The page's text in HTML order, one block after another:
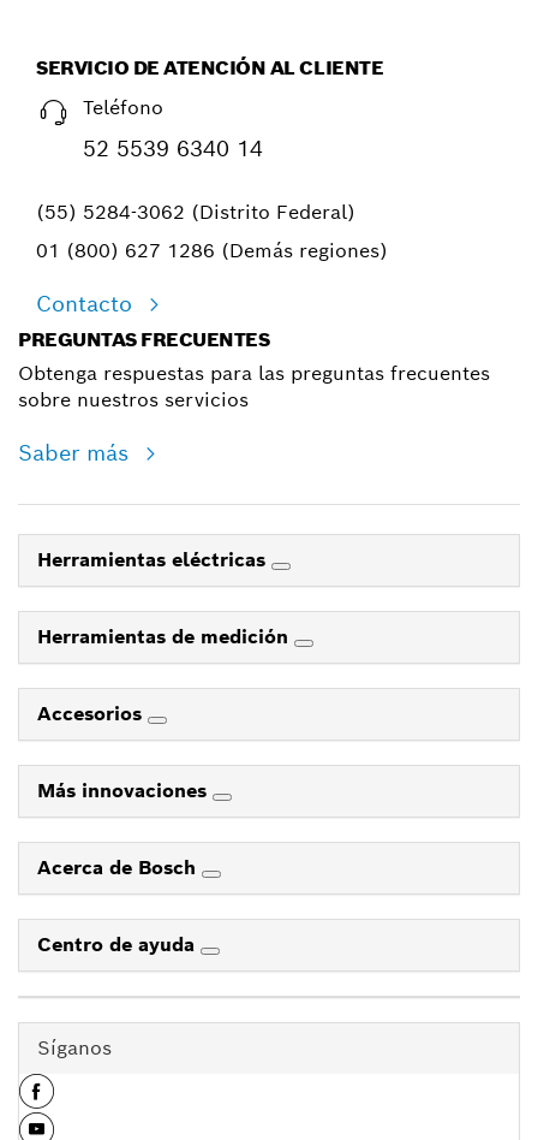
SERVICIO DE ATENCIÓN AL CLIENTE
Teléfono
52 5539 6340 14
(55) 5284-3062 (Distrito Federal)
01 (800) 627 1286 (Demás regiones)
Contacto
PREGUNTAS FRECUENTES
Obtenga respuestas para las preguntas frecuentes
sobre nuestros servicios
Saber más
Herramientas eléctricas
Herramientas de medición
Accesorios
Más innovaciones
Acerca de Bosch
Centro de ayuda
Síganos